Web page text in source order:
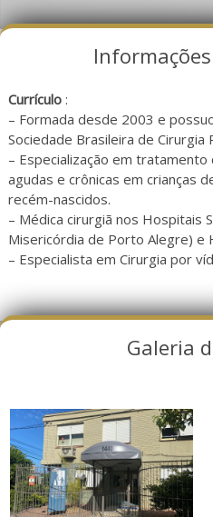
Currículo:
– Formada desde 2003 e
Sociedade Brasileira de Cirurgia
– Especialização em
agudas e crônicas em crianças
recém-nascidos.
– Médica cirurgiã nos Hospitais
Misericórdia de Porto Alegre) e
– Especialista em Cirurgia por
Galeria